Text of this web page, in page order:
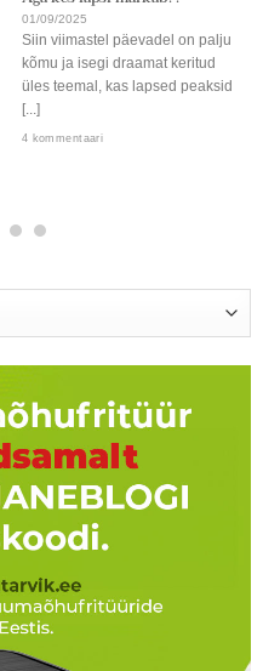
01/09/2025
Siin viimastel päevadel on palju
kõmu ja isegi draamat keritud
üles teemal, kas lapsed peaksid
[...]
4 kommentaari